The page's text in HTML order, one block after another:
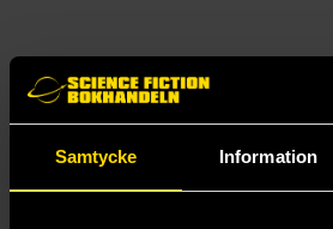
Samtycke Information